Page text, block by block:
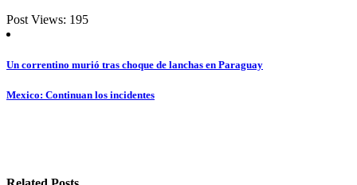
Post Views: 195
Navegación
de
Un correntino murió tras choque de lanchas en Paraguay
Mexico: Continuan los incidentes